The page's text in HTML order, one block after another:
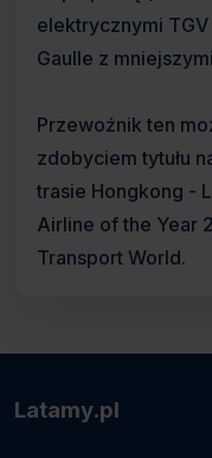
elektrycznymi TGV
Gaulle z
Przewoźnik ten
zdobyciem tytułu
trasie Hongkong -
Airline of the Year
Transport World.
Latamy.pl